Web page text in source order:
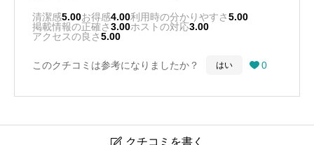
清潔感5.00お得感4.00利用時の分かりやすさ5.00
掲載情報の正確さ3.00ホストの対応3.00
アクセスの良さ5.00
このクチコミは参考になりましたか？ はい  0
 クチコミを書く